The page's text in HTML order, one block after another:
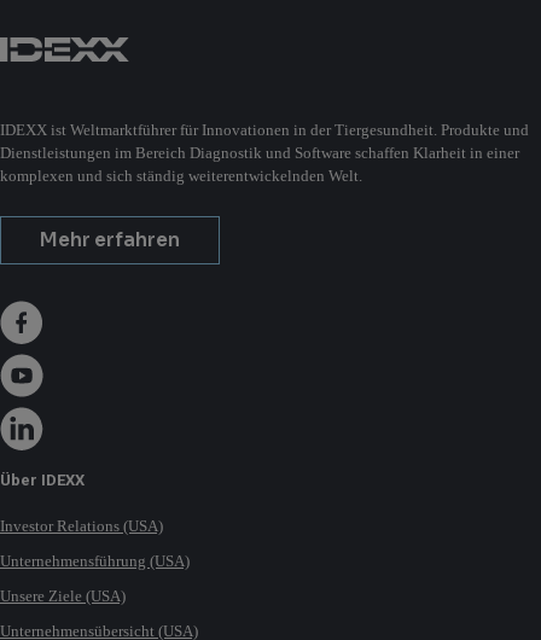
IDEXX ist Weltmarktführer für Innovationen in der Tiergesundheit. Produkte und
Dienstleistungen im Bereich Diagnostik und Software schaffen Klarheit in einer
komplexen und sich ständig weiterentwickelnden Welt.
Mehr erfahren
Über IDEXX
Investor Relations (USA)
Unternehmensführung (USA)
Unsere Ziele (USA)
Unternehmensübersicht (USA)